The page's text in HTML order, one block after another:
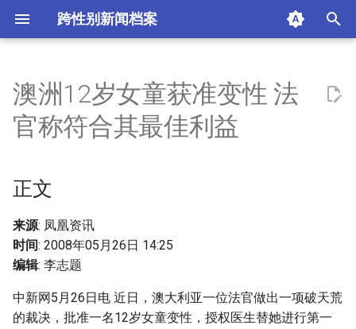
跨性别新闻档案
n
a
l
i
正文
附加信息 [Processed Page
澳洲12岁女童获准变性 法
官称符合其最佳利益
正文
来源: 凤凰资讯
时间: 2008年05月26日 14:25
编辑: 李志题
中新网5月26日电 近日，澳大利亚一位法官做出一项破天荒
的裁决，批准一名12岁女童变性，授权医生替她进行第一